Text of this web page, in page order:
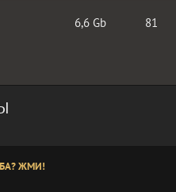
6,6 Gb 81
ЖМИ!